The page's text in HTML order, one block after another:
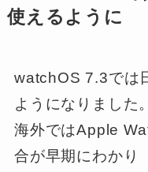
使えるように
watchOS 7.3では
ようになりました。
海外ではApple
合が早期にわかり